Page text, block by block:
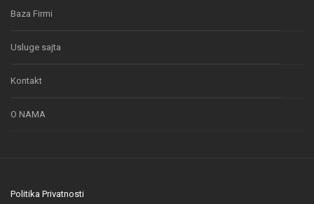
Baza Firmi
Usluge sajta
Kontakt
O NAMA
Politika Privatnosti